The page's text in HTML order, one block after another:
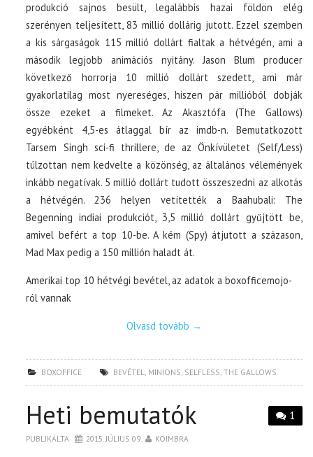
produkció sajnos besült, legalábbis hazai földön elég
szerényen teljesített, 83 millió dollárig jutott. Ezzel szemben
a kis sárgaságok 115 millió dollárt fialtak a hétvégén, ami a
második legjobb animációs nyitány. Jason Blum producer
következő horrorja 10 millió dollárt szedett, ami már
gyakorlatilag most nyereséges, hiszen pár millióból dobják
össze ezeket a filmeket. Az Akasztófa (The Gallows)
egyébként 4,5-es átlaggal bír az imdb-n. Bemutatkozott
Tarsem Singh sci-fi thrillere, de az Önkívületet (Self/Less)
túlzottan nem kedvelte a közönség, az általános vélemények
inkább negatívak. 5 millió dollárt tudott összeszedni az alkotás
a hétvégén. 236 helyen vetítették a Baahubali: The
Begenning indiai produkciót, 3,5 millió dollárt gyűjtött be,
amivel befért a top 10-be. A kém (Spy) átjutott a százason,
Mad Max pedig a 150 millión haladt át.
Amerikai top 10 hétvégi bevétel, az adatok a boxofficemojo-
ról vannak
Olvasd tovább →
BOXOFFICE BEVÉTEL, MINIONS, SELFLESS,THE GALLOWS
1
Heti bemutatók
PUBLIKÁLTA 2015. JÚLIUS 09. KOIMBRA